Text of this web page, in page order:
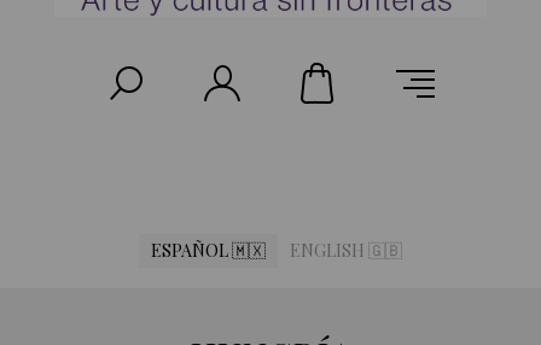
ESPAÑOL 🇲🇽 ENGLISH 🇬🇧